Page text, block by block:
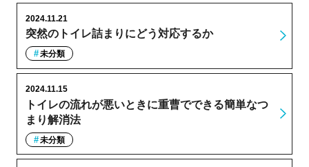
突然のトイレ詰まりにどう対応するか
2024.11.21
未分類
トイレの流れが悪いときに重曹でできる簡単なつ
まり解消法
2024.11.15
未分類